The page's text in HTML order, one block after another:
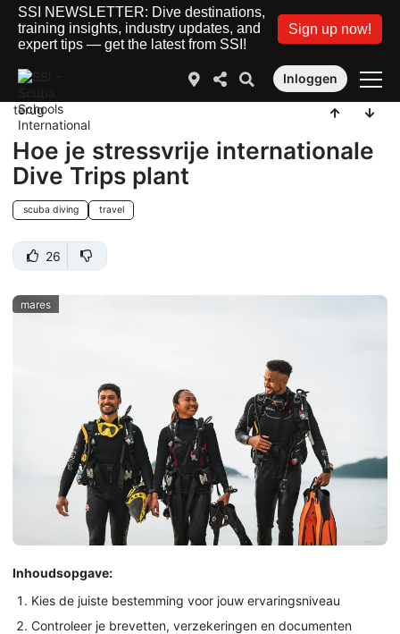
SSI NEWSLETTER: Dive destinations,
training insights, industry updates, and
expert tips — get the latest from SSI!
Sign up now!
Inloggen
terug
Hoe je stressvrije internationale
Dive Trips plant
scuba diving travel
26
mares
Inhoudsopgave:
Kies de juiste bestemming voor jouw ervaringsniveau
Controleer je brevetten, verzekeringen en documenten